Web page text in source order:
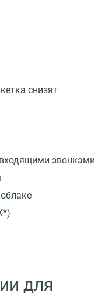
снизят
для